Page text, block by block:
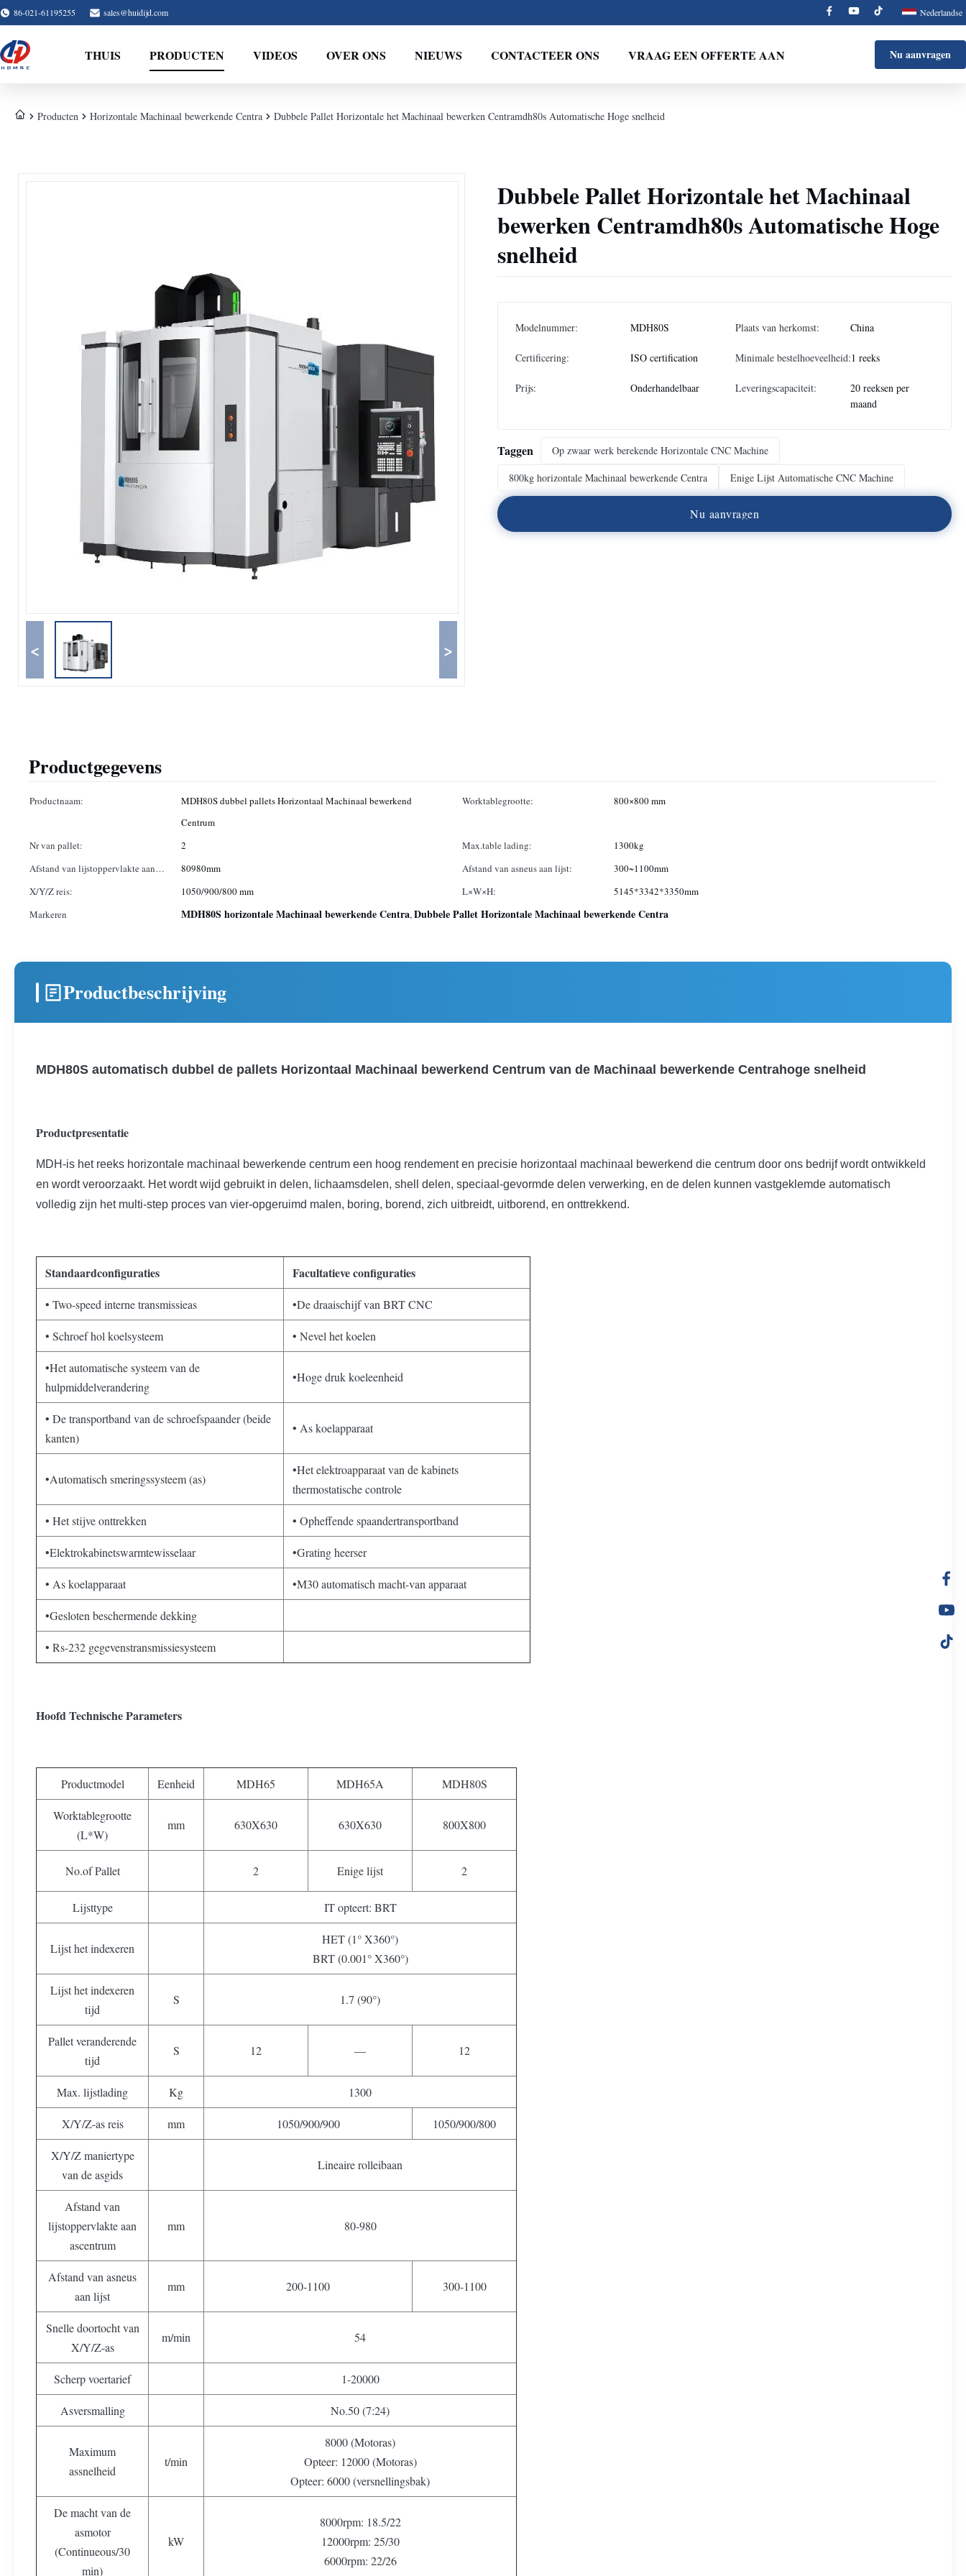
86-021-61195255 sales@huidijd.com Nederlandse
THUIS PRODUCTEN VIDEOS OVER ONS NIEUWS CONTACTEER ONS VRAAG EEN OFFERTE AAN Nu aanvragen
Producten Horizontale Machinaal bewerkende Centra Dubbele Pallet Horizontale het Machinaal bewerken Centramdh80s Automatische Hoge snelheid
< >
Dubbele Pallet Horizontale het Machinaal
bewerken Centramdh80s Automatische Hoge
snelheid
Modelnummer: MDH80S Plaats van herkomst: China
Certificering: ISO certification Minimale bestelhoeveelheid:1 reeks
Prijs: Onderhandelbaar Leveringscapaciteit:
20 reeksen per
maand
Taggen
Op zwaar werk berekende Horizontale CNC Machine
800kg horizontale Machinaal bewerkende Centra
Enige Lijst Automatische CNC Machine
Nu aanvragen
Productgegevens
Productnaam:
MDH80S dubbel pallets Horizontaal Machinaal bewerkend
Centrum
Worktablegrootte: 800×800 mm
Nr van pallet: 2 Max.table lading:
1300kg
Afstand van lijstoppervlakte aan
ascentrum:
80980mm Afstand van asneus aan lijst:
300~1100mm
X/Y/Z reis:
1050/900/800 mm L×W×H:
5145*3342*3350mm
Markeren
MDH80S horizontale Machinaal bewerkende Centra,Dubbele Pallet Horizontale Machinaal bewerkende Centra
Productbeschrijving
MDH80S automatisch dubbel de pallets Horizontaal Machinaal bewerkend Centrum van de Machinaal bewerkende Centrahoge snelheid
Productpresentatie
MDH-is het reeks horizontale machinaal bewerkende centrum een hoog rendement en precisie horizontaal machinaal bewerkend die centrum door ons bedrijf wordt ontwikkeld
en wordt veroorzaakt. Het wordt wijd gebruikt in delen, lichaamsdelen, shell delen, speciaal-gevormde delen verwerking, en de delen kunnen vastgeklemde automatisch
volledig zijn het multi-step proces van vier-opgeruimd malen, boring, borend, zich uitbreidt, uitborend, en onttrekkend.
Standaardconfiguraties Facultatieve configuraties
• Two-speed interne transmissieas •De draaischijf van BRT CNC
• Schroef hol koelsysteem • Nevel het koelen
•Het automatische systeem van de
hulpmiddelverandering
•Hoge druk koeleenheid
• De transportband van de schroefspaander (beide
kanten)
• As koelapparaat
•Automatisch smeringssysteem (as)
•Het elektroapparaat van de kabinets
thermostatische controle
• Het stijve onttrekken • Opheffende spaandertransportband
•Elektrokabinetswarmtewisselaar •Grating heerser
• As koelapparaat •M30 automatisch macht-van apparaat
•Gesloten beschermende dekking
• Rs-232 gegevenstransmissiesysteem
Hoofd Technische Parameters
Productmodel Eenheid MDH65 MDH65A MDH80S
Worktablegrootte
(L*W)
mm 630X630 630X630 800X800
No.of Pallet 2 Enige lijst 2
Lijsttype IT opteert: BRT
Lijst het indexeren
HET (1° X360°)
BRT (0.001° X360°)
Lijst het indexeren
tijd
S 1.7 (90°)
Pallet veranderende
tijd
S 12 — 12
Max. lijstlading Kg 1300
X/Y/Z-as reis mm 1050/900/900 1050/900/800
X/Y/Z maniertype
van de asgids
Lineaire rolleibaan
Afstand van
lijstoppervlakte aan
ascentrum
mm 80-980
Afstand van asneus
aan lijst
mm 200-1100 300-1100
Snelle doortocht van
X/Y/Z-as
m/min 54
Scherp voertarief 1-20000
Asversmalling No.50 (7:24)
Maximum
assnelheid
t/min
8000 (Motoras)
Opteer: 12000 (Motoras)
Opteer: 6000 (versnellingsbak)
De macht van de
asmotor
(Continueous/30
min)
kW
8000rpm: 18.5/22
12000rpm: 25/30
6000rpm: 22/26